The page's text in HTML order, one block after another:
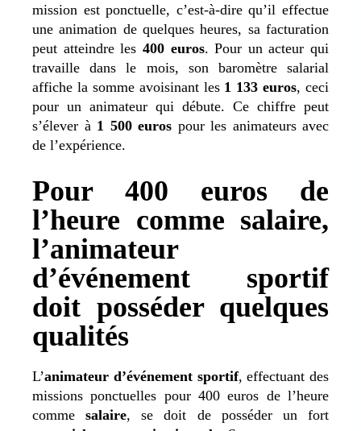
mission est ponctuelle, c’est-à-dire qu’il effectue
une animation de quelques heures, sa facturation
peut atteindre les 400 euros. Pour un acteur qui
travaille dans le mois, son baromètre salarial
affiche la somme avoisinant les 1 133 euros, ceci
pour un animateur qui débute. Ce chiffre peut
s’élever à 1 500 euros pour les animateurs avec
de l’expérience.
Pour 400 euros de
l’heure comme salaire,
l’animateur
d’événement sportif
doit posséder quelques
qualités
L’animateur d’événement sportif, effectuant des
missions ponctuelles pour 400 euros de l’heure
commesalaire, se doit de posséder un fort